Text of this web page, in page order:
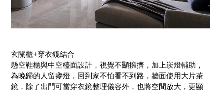
玄關櫃+穿衣鏡結合
懸空鞋櫃與中空檯面設計，視覺不顯擁擠，加上崁燈輔助，
為晚歸的人留盞燈，回到家不怕看不到路，牆面使用大片茶
鏡，除了出門可當穿衣鏡整理儀容外，也將空間放大，更顯